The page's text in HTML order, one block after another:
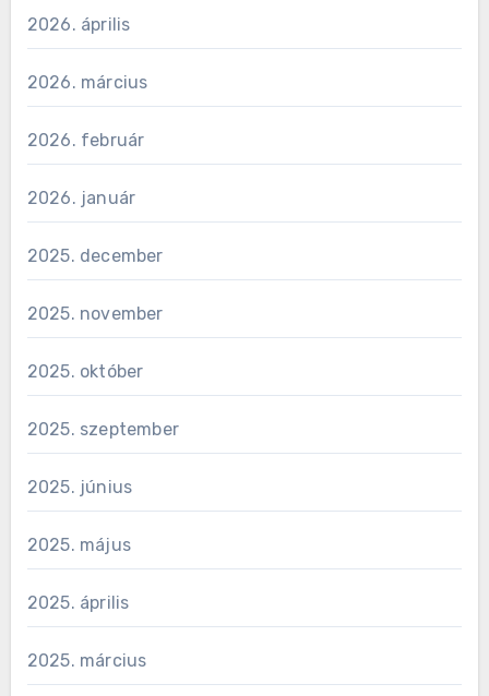
2026. április
2026. március
2026. február
2026. január
2025. december
2025. november
2025. október
2025. szeptember
2025. június
2025. május
2025. április
2025. március